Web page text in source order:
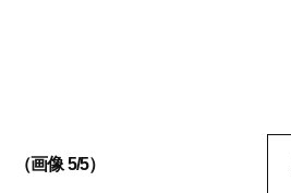
（画像 5/5）